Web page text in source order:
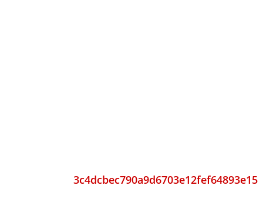
3c4dcbec790a9d6703e12fef64893e15